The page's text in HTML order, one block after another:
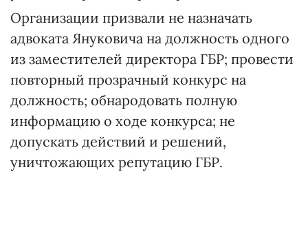
Организации призвали не назначать
адвоката Януковича на должность одного
из заместителей директора ГБР; провести
повторный прозрачный конкурс на
должность; обнародовать полную
информацию о ходе конкурса; не
допускать действий и решений,
уничтожающих репутацию ГБР.